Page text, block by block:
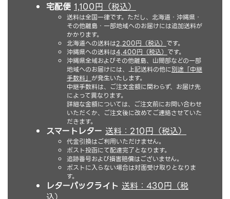
宅配便 1,100円（税込）
送料は全国一律です。ただし、北海道・沖縄県・
その他離島・一部地域へのお届けには追加送料が
かかります。
北海道への送料は2,200円（税込） です。
沖縄県への送料は4,400円（税込） です。
沖縄県全域およびその他離島、山間部などの一部
地域へのお届けには、上記送料の他に別途「中継
手数料」 が発生いたします。
中継手数料は、ご注文金額に関わらず、お届け先
によって異なります。
詳細な金額については、ご注文前にお問い合わせ
いただくか、ご注文後に改めてご連絡させていた
だきます。
スマートレター 送料：210円（税込）
代金引換はご利用いただけません。
ポスト投函にて配達完了となります。
追跡番号および損害賠償はございません。
ポストに入らない場合は対面受け取りとなりま
す。
レターパックライト 送料：430円（税